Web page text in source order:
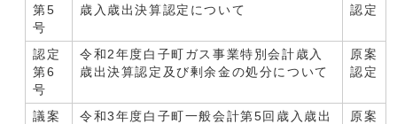
第5
号
歳入歳出決算認定について
認定
認定
第6
号
令和2年度白子町ガス事業特別会計歳入
歳出決算認定及び剰余金の処分について
原案
認定
議案
令和3年度白子町一般会計第5回歳入歳出
原案